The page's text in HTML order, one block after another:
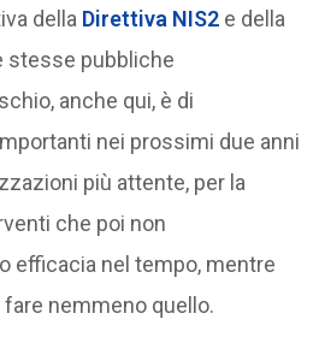
della Direttiva NIS2 e della
stesse pubbliche
anche qui, è di
nei prossimi due anni
più attente, per la
che poi non
efficacia nel tempo, mentre
nemmeno quello.